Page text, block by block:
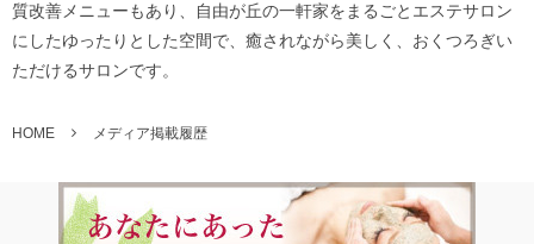
質改善メニューもあり、自由が丘の一軒家をまるごとエステサロン
にしたゆったりとした空間で、癒されながら美しく、おくつろぎい
ただけるサロンです。
HOME メディア掲載履歴